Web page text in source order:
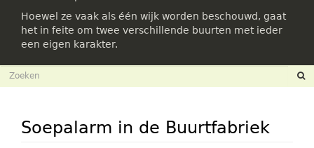
Hoewel ze vaak als één wijk worden beschouwd, gaat
het in feite om twee verschillende buurten met ieder
een eigen karakter.
Zoekveld
Soepalarm in de Buurtfabriek